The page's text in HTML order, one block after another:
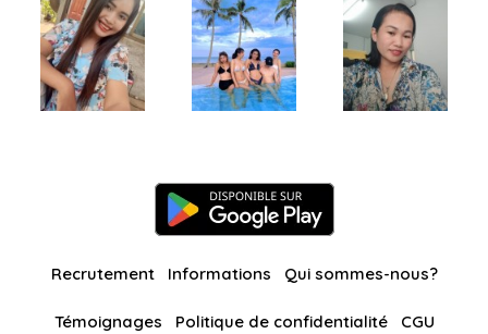
Recrutement Informations Qui sommes-nous?
Témoignages Politique de confidentialité CGU